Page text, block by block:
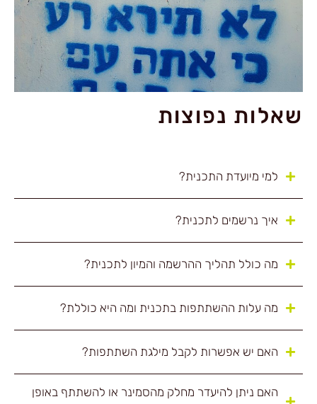
שאלות נפוצות
למי מיועדת התכנית?
איך נרשמים לתכנית?
מה כולל תהליך ההרשמה והמיון לתכנית?
מה עלות ההשתתפות בתכנית ומה היא כוללת?
האם יש אפשרות לקבל מילגת השתתפות?
האם ניתן להיעדר מחלק מהסמינר או להשתתף באופן